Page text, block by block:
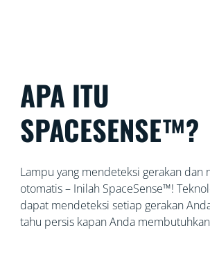
APA ITU
SPACESENSE™?
Lampu yang mendeteksi gerakan dan
otomatis – Inilah SpaceSense™!
dapat mendeteksi setiap gerakan
tahu persis kapan Anda